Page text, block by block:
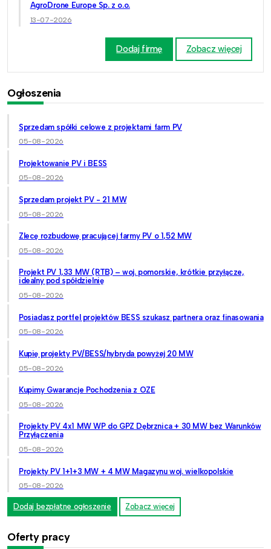
AgroDrone Europe Sp. z o.o.
13-07-2026
Dodaj firmę Zobacz więcej
Ogłoszenia
Sprzedam spółki celowe z projektami farm PV
05-08-2026
Projektowanie PV i BESS
05-08-2026
Sprzedam projekt PV - 21 MW
05-08-2026
Zlecę rozbudowę pracującej farmy PV o 1,52 MW
05-08-2026
Projekt PV 1,33 MW (RTB) – woj. pomorskie, krótkie przyłącze,
idealny pod spółdzielnię
05-08-2026
Posiadasz portfel projektów BESS szukasz partnera oraz finasowania
05-08-2026
Kupię projekty PV/BESS/hybryda powyżej 20 MW
05-08-2026
Kupimy Gwarancje Pochodzenia z OZE
05-08-2026
Projekty PV 4x1 MW WP do GPZ Dębrznica + 30 MW bez Warunków
Przyłączenia
05-08-2026
Projekty PV 1+1+3 MW + 4 MW Magazynu woj. wielkopolskie
05-08-2026
Dodaj bezpłatne ogłoszenie Zobacz więcej
Oferty pracy